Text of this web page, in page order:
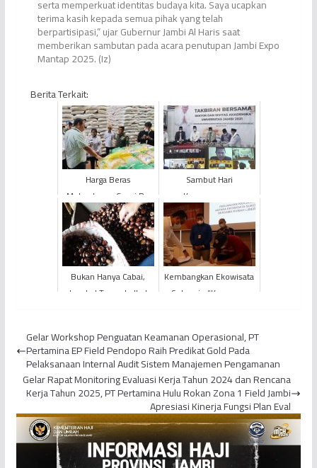
serta memperkuat identitas budaya kita. Saya ucapkan
terima kasih kepada semua pihak yang telah
berpartisipasi,” ujar Gubernur Jambi Al Haris saat
memberikan sambutan pada acara penutupan Jambi Expo
Mantap 2025. (Iz)
Berita Terkait:
Harga Beras
Melambung, Capai Rp
18 Ribu Per Kg
Sambut Hari
Kemenangan,
Universitas Jambi Gelar
Takbiran Online
Bukan Hanya Cabai,
Jengkol Ternyata Ikut
Kembangkan Ekowisata
Sukorejo “Kampung
Business Matc...
Gelar Workshop Penguatan Keamanan Operasional, PT
Pertamina EP Field Pendopo Raih Predikat Gold Pada
Pelaksanaan Internal Audit Sistem Manajemen Pengamanan
Gelar Rapat Monitoring Evaluasi Kerja Tahun 2024 dan Rencana
Kerja Tahun 2025, PT Pertamina Hulu Rokan Zona 1 Field Jambi
Apresiasi Kinerja Fungsi Plan Eval